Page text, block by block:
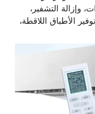
وإزالة التشفير،
الأطباق اللاقطة،